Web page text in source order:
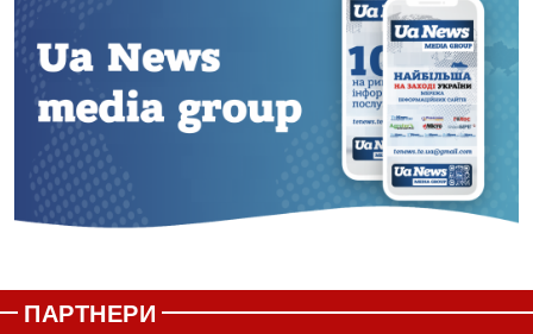
ПАРТНЕРИ